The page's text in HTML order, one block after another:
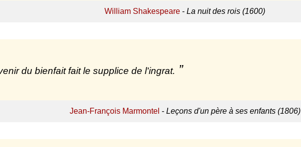
William Shakespeare - La nuit des rois (1600)
du bienfait fait le supplice de l'ingrat.
Jean-François Marmontel - Leçons d'un père à ses enfants (1806)